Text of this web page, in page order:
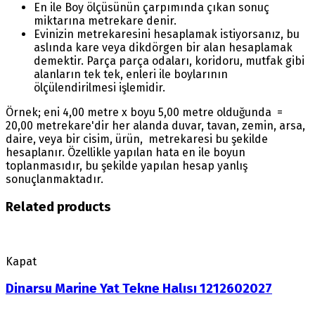
En ile Boy ölçüsünün çarpımında çıkan sonuç
miktarına metrekare denir.
Evinizin metrekaresini hesaplamak istiyorsanız, bu
aslında kare veya dikdörgen bir alan hesaplamak
demektir. Parça parça odaları, koridoru, mutfak gibi
alanların tek tek, enleri ile boylarının
ölçülendirilmesi işlemidir.
Örnek; eni 4,00 metre x boyu 5,00 metre olduğunda =
20,00 metrekare'dir her alanda duvar, tavan, zemin, arsa,
daire, veya bir cisim, ürün, metrekaresi bu şekilde
hesaplanır. Özellikle yapılan hata en ile boyun
toplanmasıdır, bu şekilde yapılan hesap yanlış
sonuçlanmaktadır.
Related products
Kapat
Dinarsu Marine Yat Tekne Halısı 1212602027